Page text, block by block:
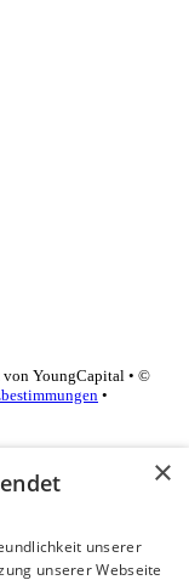
von YoungCapital • ©
•
×
unserer
unserer Webseite